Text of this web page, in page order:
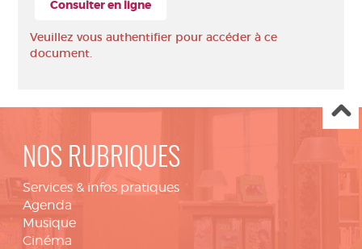
Consulter en ligne
Veuillez vous authentifier pour accéder à ce
document.
NOS RUBRIQUES
Services & infos pratiques
Agenda
Musique
Cinéma